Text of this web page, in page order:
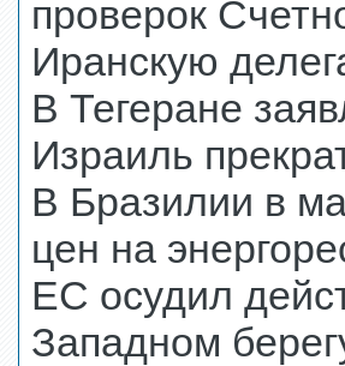
проверок
Иранскую
В Тегеране
Израиль
В Бразилии в
цен на
ЕС осудил
Западном